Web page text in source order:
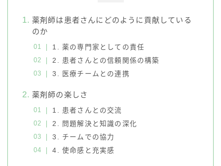
薬剤師は患者さんにどのように貢献している
のか
1. 薬の専門家としての責任
2. 患者さんとの信頼関係の構築
3. 医療チームとの連携
薬剤師の楽しさ
1. 患者さんとの交流
2. 問題解決と知識の深化
3. チームでの協力
4. 使命感と充実感